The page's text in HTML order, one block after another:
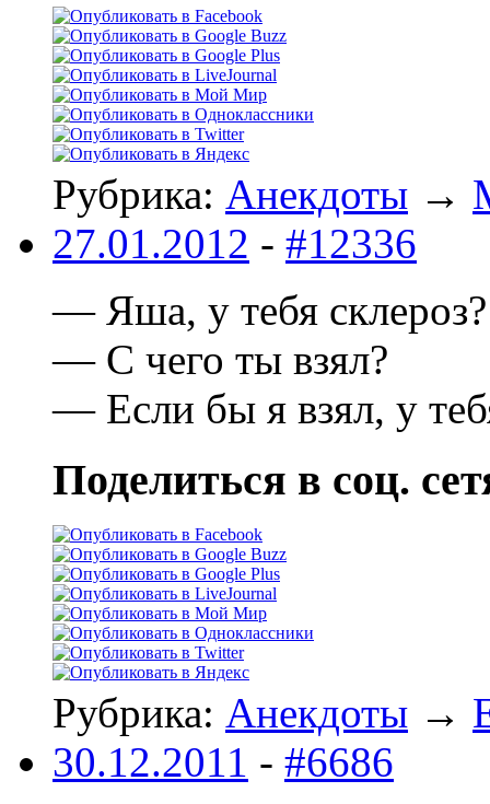
Рубрика: Анекдоты →
27.01.2012 - #12336
— Яша, у тебя склероз?
— С чего ты взял?
— Если бы я взял, у
Поделиться в соц.
Рубрика: Анекдоты →
30.12.2011 - #6686